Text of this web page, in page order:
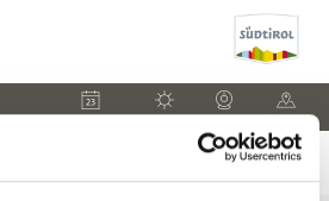
EVENEMENTEN WEER WEBCAM KAART